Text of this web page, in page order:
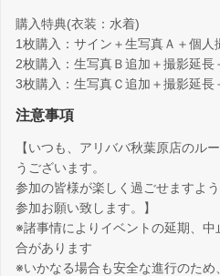
購入特典(衣装：水着)
1枚購入：サイン＋生写真Ａ＋個人
2枚購入：生写真Ｂ追加＋撮影延長
3枚購入：生写真Ｃ追加＋撮影延長
注意事項
【いつも、アリババ秋葉原店のル
うございます。
参加の皆様が楽しく過ごせますよ
参加お願い致します。】
※諸事情によりイベントの延期、
合があります
※いかなる場合も安全な進行のた